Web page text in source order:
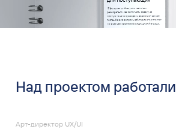
Над проектом работали
Арт-директор UX/UI